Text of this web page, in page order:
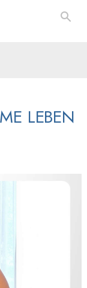
LEBEN